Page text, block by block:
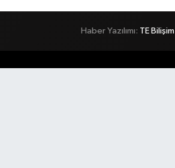
Haber Yazılımı: TE Bilişim